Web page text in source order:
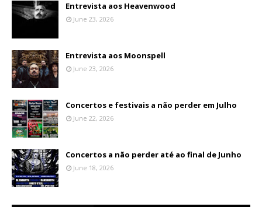
Entrevista aos Heavenwood
June 23, 2026
Entrevista aos Moonspell
June 23, 2026
Concertos e festivais a não perder em Julho
June 22, 2026
Concertos a não perder até ao final de Junho
June 18, 2026